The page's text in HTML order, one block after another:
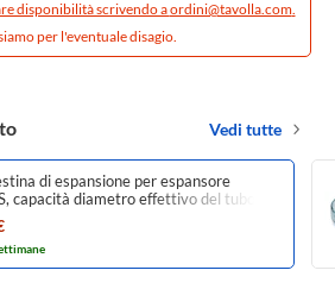
disponibilità scrivendo aordini@tavolla.com.
per l'eventuale disagio.
Vedi tutte
di espansione per espansore
capacità diametro effettivo del tubo